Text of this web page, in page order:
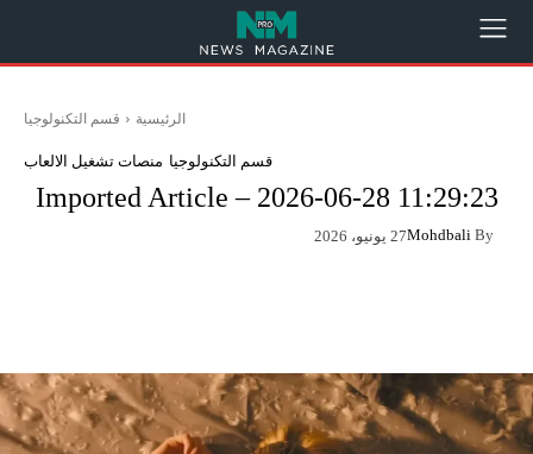
الرئيسية قسم التكنولوجيا
قسم التكنولوجيا منصات تشغيل الالعاب
Imported Article – 2026-06-28 11:29:23
By
Mohdbali27 يونيو، 2026